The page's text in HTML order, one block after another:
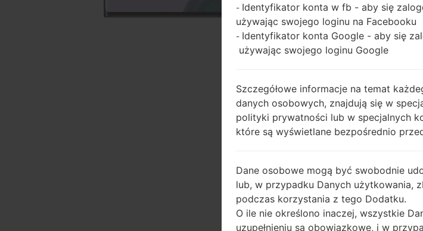
OS
CSC WERSJA
OPIS
Etisalat,
IN KW,
ZAIN BH,
1.SPRAWDŹ RECAPTCHA
- Identyfikator konta w fb - aby się
używając swojego loginu na Facebooku
- Identyfikator konta Google - aby się
używając swojego loginu Google
Szczegółowe informacje na temat
danych osobowych, znajdują się w
polityki prywatności lub w specjalnych
które są wyświetlane bezpośrednio
Dane osobowe mogą być swobodnie
lub, w przypadku Danych użytkowania,
podczas korzystania z tego Dodatku.
O ile nie określono inaczej, wszystkie
uzupełnieniu są obowiązkowe, i w